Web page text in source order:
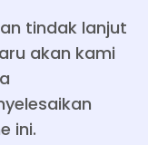
tindak lanjut
akan kami
ini.